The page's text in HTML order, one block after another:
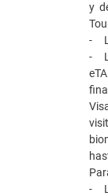
y
-
-
-